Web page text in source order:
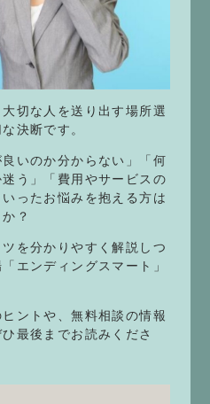
切な人を送り出す場所選
決断です。
いのか分からない」「何
う」「費用やサービスの
ったお悩みを抱える方は
？
を分かりやすく解説しつ
エンディングスマート」
ントや、無料相談の情報
最後までお読みくださ